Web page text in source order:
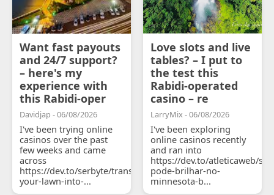
Want fast payouts
and 24/7 support?
– here's my
experience with
this Rabidi-oper
Davidjap - 06/08/2026
I've been trying online
casinos over the past
few weeks and came
across
https://dev.to/serbyte/transform-
your-lawn-into-...
Love slots and live
tables? – I put to
the test this
Rabidi-operated
casino – re
LarryMix - 06/08/2026
I've been exploring
online casinos recently
and ran into
https://dev.to/atleticaweb/
pode-brilhar-no-
minnesota-b...